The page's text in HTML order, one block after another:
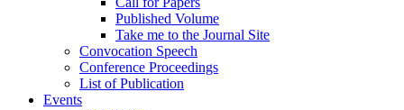
Published Volume
Take me to the Journal Site
Convocation Speech
Conference Proceedings
List of Publication
Events